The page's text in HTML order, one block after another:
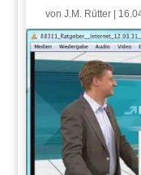
vonJ.M. Rütter